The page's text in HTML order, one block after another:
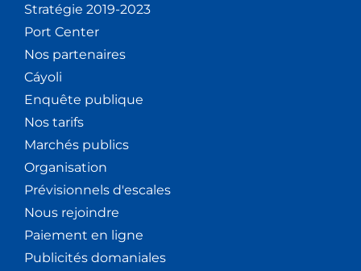
Stratégie 2019-2023
Port Center
Nos partenaires
Cáyoli
Enquête publique
Nos tarifs
Marchés publics
Organisation
Prévisionnels d'escales
Nous rejoindre
Paiement en ligne
Publicités domaniales